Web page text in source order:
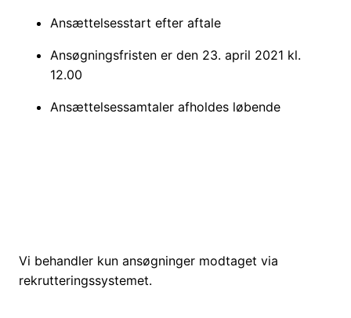
Ansættelsesstart efter aftale
Ansøgningsfristen er den 23. april 2021 kl.
12.00
Ansættelsessamtaler afholdes løbende
Vi behandler kun ansøgninger modtaget via
rekrutteringssystemet.